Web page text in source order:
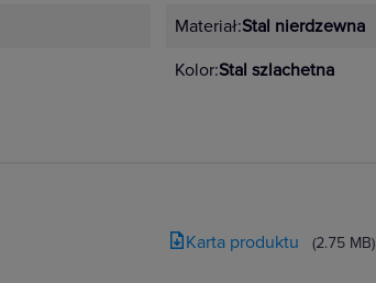
Materiał:Stal nierdzewna
Kolor:Stal szlachetna
Karta produktu (2.75 MB)